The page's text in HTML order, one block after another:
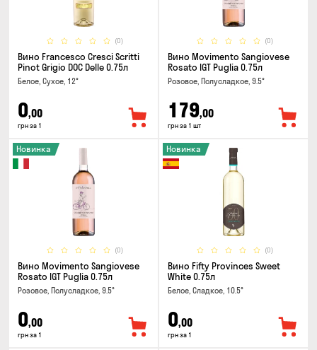
(0)
Вино Francesco Cresci Scritti
Pinot Grigio DOC Delle 0.75л
Белое, Сухое, 12°
0,00
грн за 1
(0)
Вино Movimento Sangiovese
Rosato IGT Puglia 0.75л
Розовое, Полусладкое, 9.5°
179,00
грн за 1 шт
(0)
Новинка
Вино Movimento Sangiovese
Rosato IGT Puglia 0.75л
Розовое, Полусладкое, 9.5°
0,00
грн за 1
(0)
Новинка
Вино Fifty Provinces Sweet
White 0.75л
Белое, Сладкое, 10.5°
0,00
грн за 1